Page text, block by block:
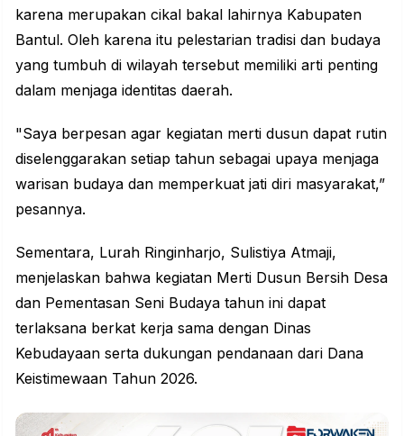
karena merupakan cikal bakal lahirnya Kabupaten
Bantul. Oleh karena itu pelestarian tradisi dan budaya
yang tumbuh di wilayah tersebut memiliki arti penting
dalam menjaga identitas daerah.
"Saya berpesan agar kegiatan merti dusun dapat rutin
diselenggarakan setiap tahun sebagai upaya menjaga
warisan budaya dan memperkuat jati diri masyarakat,”
pesannya.
Sementara, Lurah Ringinharjo, Sulistiya Atmaji,
menjelaskan bahwa kegiatan Merti Dusun Bersih Desa
dan Pementasan Seni Budaya tahun ini dapat
terlaksana berkat kerja sama dengan Dinas
Kebudayaan serta dukungan pendanaan dari Dana
Keistimewaan Tahun 2026.